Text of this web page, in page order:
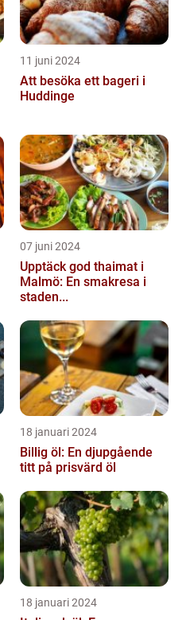
11 juni 2024
Att besöka ett bageri i
Huddinge
07 juni 2024
Upptäck god thaimat i
Malmö: En smakresa i
staden...
18 januari 2024
Billig öl: En djupgående
titt på prisvärd öl
18 januari 2024